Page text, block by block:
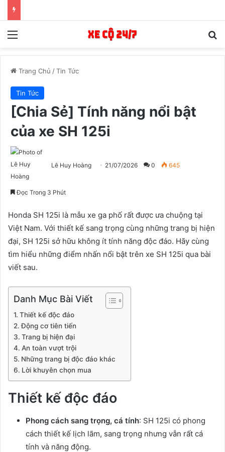
Menu
Trang Chủ /Tin Tức
Tin Tức
[Chia Sẻ] Tính năng nổi bật
của xe SH 125i
Lê Huy Hoàng 21/07/2026 0 645
Đọc Trong 3 Phút
Honda SH 125i là mẫu xe ga phố rất được ưa chuộng tại
Việt Nam. Với thiết kế sang trọng cùng những trang bị hiện
đại, SH 125i sở hữu không ít tính năng độc đáo. Hãy cùng
tìm hiểu những điểm nhấn nổi bật trên xe SH 125i qua bài
viết sau.
Danh Mục Bài Viết
Thiết kế độc đáo
Động cơ tiên tiến
Trang bị hiện đại
An toàn vượt trội
Những trang bị độc đáo khác
Lời khuyên chọn mua
Thiết kế độc đáo
Phong cách sang trọng, cá tính: SH 125i có phong
cách thiết kế lịch lãm, sang trọng nhưng vẫn rất cá
tính và năng động.